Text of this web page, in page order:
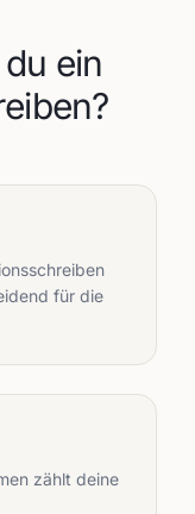
ein
für die
zählt deine